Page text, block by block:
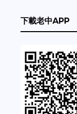
下載老中APP